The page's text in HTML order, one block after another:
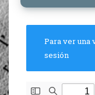
Para ver una
sesión